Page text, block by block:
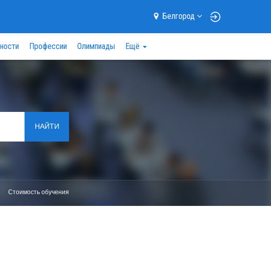
Белгород
Профессии Олимпиады Ещё
НАЙТИ
Стоимость обучения